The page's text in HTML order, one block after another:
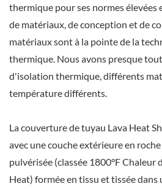
thermique pour ses normes élevées
de matériaux, de conception et de
matériaux sont à la pointe de la
thermique. Nous avons presque
d'isolation thermique, différents
température différents.
La couverture de tuyau Lava Heat
avec une couche extérieure en
pulvérisée (classée 1800°F Chaleur
Heat) formée en tissu et tissée dans